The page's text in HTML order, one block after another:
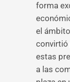
forma
el
convirtió
estas
a las